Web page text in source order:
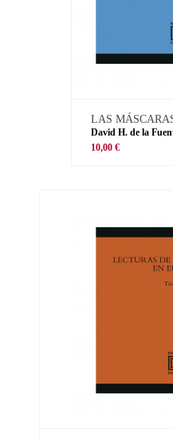
LAS
David H. de la
10,00 €